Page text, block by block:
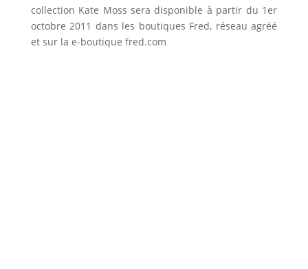
collection Kate Moss sera disponible à partir du 1er
octobre 2011 dans les boutiques Fred, réseau agréé
et sur la e-boutique fred.com